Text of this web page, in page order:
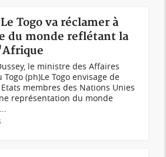
Togo va réclamer à
du monde reflétant la
le ministre des Affaires
(ph)Le Togo envisage de
membres des Nations Unies
représentation du monde